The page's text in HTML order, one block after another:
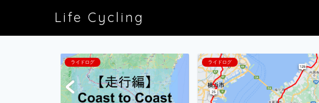
Life Cycling
ライドログ ライドログ